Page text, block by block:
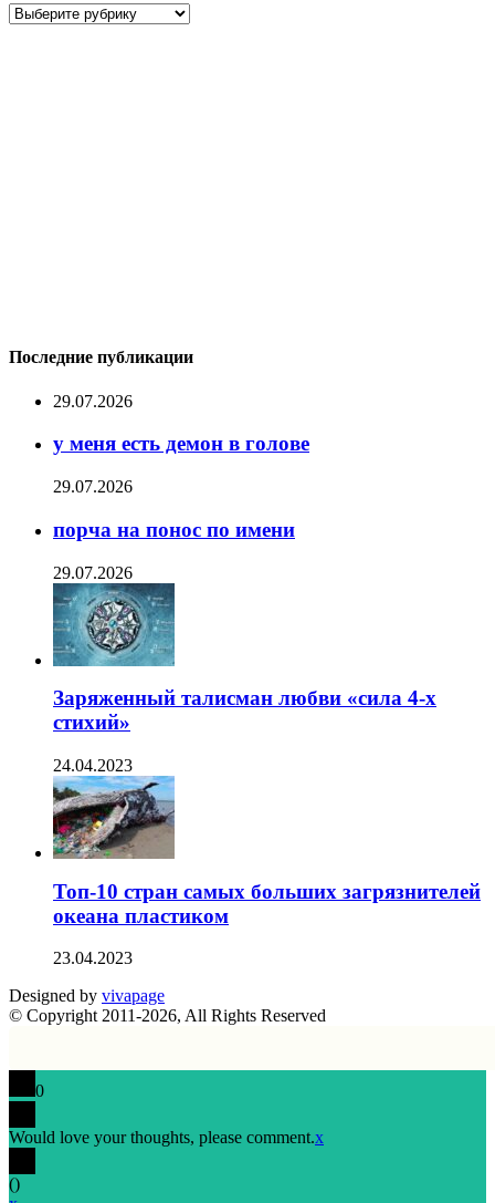
Рубрики
Последние публикации
29.07.2026
у меня есть демон в голове
29.07.2026
порча на понос по имени
29.07.2026
Заряженный талисман любви «сила 4-х
стихий»
24.04.2023
Топ-10 стран самых больших загрязнителей
океана пластиком
23.04.2023
Designed by vivapage
© Copyright 2011-2026, All Rights Reserved
0
Would love your thoughts, please comment.x
()